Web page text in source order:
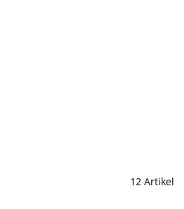
12 Artikel